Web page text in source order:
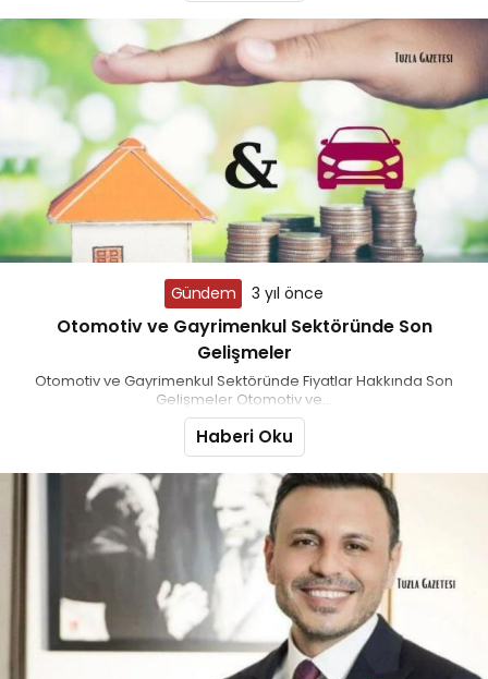
Gündem 3 yıl önce
Otomotiv ve Gayrimenkul Sektöründe Son
Gelişmeler
Otomotiv ve Gayrimenkul Sektöründe Fiyatlar Hakkında Son
Gelişmeler Otomotiv ve...
Haberi Oku